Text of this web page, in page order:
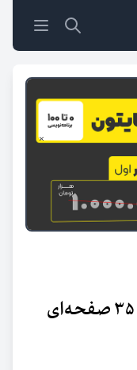
جزئیات اولیه از پیش‏‏‌نویس ۳۵ صفحه‌ای